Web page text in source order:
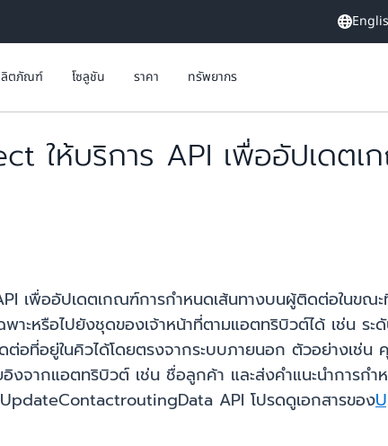
ตภัณฑ์ โซลูชัน ราคา ทรัพยากร
ให้บริการ API เพื่ออัปเดต
เพื่ออัปเดตเกณฑ์การกำหนดเส้นทางบนผู้ติดต่อในขณ
าะหรือไปยังชุดของเจ้าหน้าที่ตามแอตทริบิวต์ได้ เช่น ร
อที่อยู่ในคิวได้โดยตรงจากระบบภายนอก ตัวอย่างเช่
งจากแอตทริบิวต์ เช่น ชื่อลูกค้า และส่งคำแนะนำการก
API โปรดดูเอกสารของ